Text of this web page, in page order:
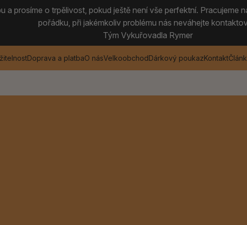
a prosíme o trpělivost, pokud ještě není vše perfektní.
pořádku, při jakémkoliv problému nás neváhejte
Tým Vykuřovadla Rymer
Doprava a platbaO násVelkoobchodDárkový poukazKontakt